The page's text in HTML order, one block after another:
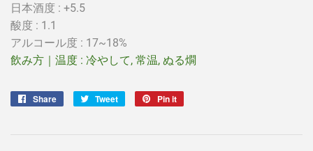
日本酒度 : +5.5
酸度 : 1.1
アルコール度 : 17~18%
飲み方｜温度 : 冷やして, 常温, ぬる燗
Share
Share
Tweet
Tweet
Pin it